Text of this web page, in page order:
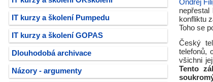
IT kurzy a školení Pumpedu
IT kurzy a školení GOPAS
Dlouhodobá archivace
Názory - argumenty
Ondřej
konfliktu
Toho se
Český
telefonů,
všichni
Tento